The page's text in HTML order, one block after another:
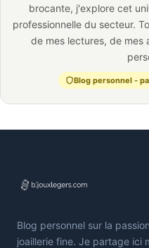
brocante, j'explore cet
professionnelle du secteur.
de mes lectures, de mes
Blog personnel -
Blog personnel sur la
joaillerie fine. Je partage ici